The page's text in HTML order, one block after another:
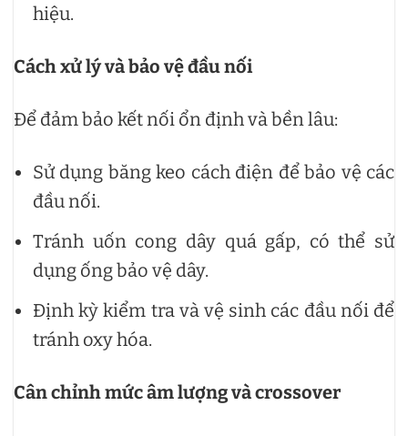
hiệu.
Cách xử lý và bảo vệ đầu nối
Để đảm bảo kết nối ổn định và bền lâu:
Sử dụng băng keo cách điện để bảo vệ các
đầu nối.
Tránh uốn cong dây quá gấp, có thể sử
dụng ống bảo vệ dây.
Định kỳ kiểm tra và vệ sinh các đầu nối để
tránh oxy hóa.
Cân chỉnh mức âm lượng và crossover